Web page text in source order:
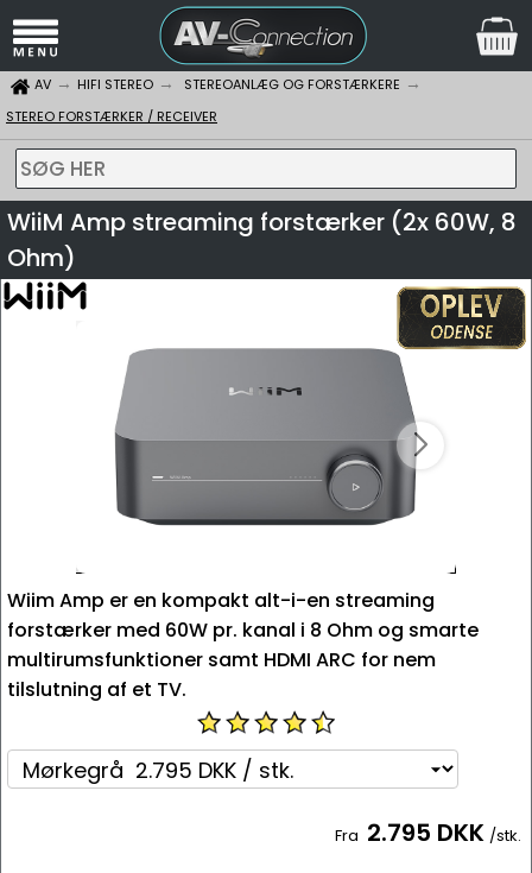
AV HIFI STEREO
STEREOANLÆG OG FORSTÆRKERE
STEREO FORSTÆRKER / RECEIVER
SØG HER
WiiM Amp streaming forstærker (2x 60W, 8
Ohm)
Wiim Amp er en kompakt alt-i-en streaming
forstærker med 60W pr. kanal i 8 Ohm og smarte
multirumsfunktioner samt HDMI ARC for nem
tilslutning af et TV.
Fra 2.795 DKK /stk.